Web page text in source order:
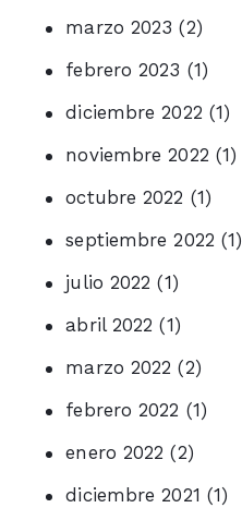
marzo 2023 (2)
febrero 2023 (1)
diciembre 2022 (1)
noviembre 2022 (1)
octubre 2022 (1)
septiembre 2022 (1)
julio 2022 (1)
abril 2022 (1)
marzo 2022 (2)
febrero 2022 (1)
enero 2022 (2)
diciembre 2021 (1)